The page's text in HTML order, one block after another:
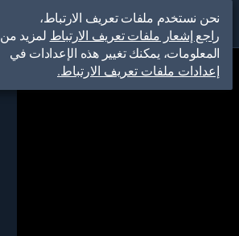
نحن نستخدم ملفات تعريف الارتباط،
راجع إشعار ملفات تعريف الارتباط لمزيد من
المعلومات، يمكنك تغيير هذه الإعدادات في
إعدادات ملفات تعريف الارتباط.